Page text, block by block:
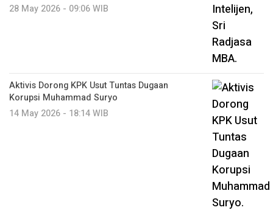
28 May 2026 - 09:06 WIB
Aktivis Dorong KPK Usut Tuntas Dugaan
Korupsi Muhammad Suryo
14 May 2026 - 18:14 WIB